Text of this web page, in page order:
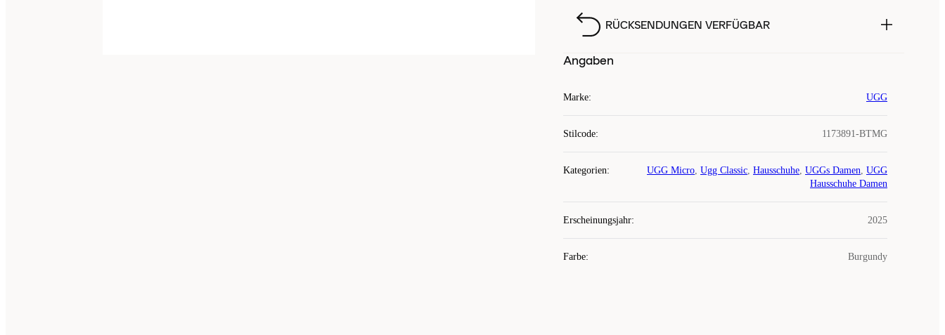
RÜCKSENDUNGEN VERFÜGBAR
Angaben
Marke: UGG
Stilcode: 1173891-BTMG
Kategorien: UGG Micro, Ugg Classic, Hausschuhe, UGGs Damen, UGG
Hausschuhe Damen
Erscheinungsjahr: 2025
Farbe: Burgundy